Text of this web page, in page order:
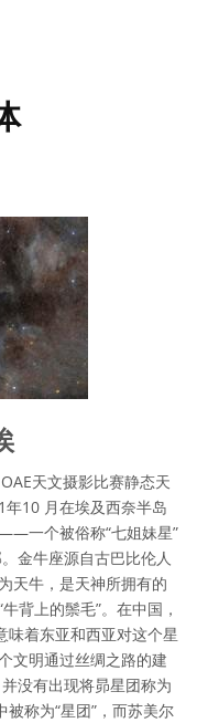
天文摄影比赛静态天
10 月在埃及西奈半岛
一个被俗称“七姐妹星”
金牛座源自古巴比伦人
天牛，是天神所拥有的
背上的鬃毛”。在中国，
味着东亚和西亚对这个星
文明通过丝绸之路的建
没有出现将昴星团称为
称为“星团”，而苏美尔